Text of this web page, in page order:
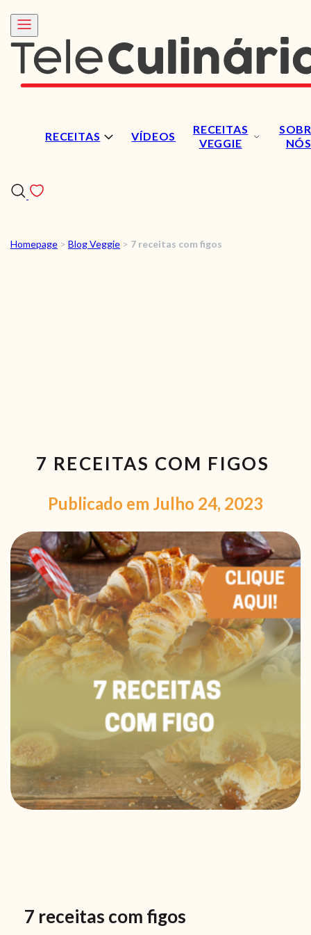
RECEITAS VÍDEOS
RECEITAS
VEGGIE
NÓS
RECEITAS
Homepage > Blog Veggie > 7 receitas com figos
7 RECEITAS COM FIGOS
Publicado em Julho 24, 2023
7 receitas com figos